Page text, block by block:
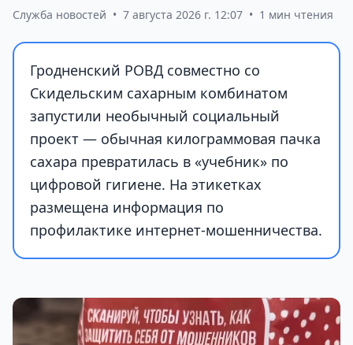
Служба новостей • 7 августа 2026 г. 12:07 • 1 мин чтения
Гродненский РОВД совместно со
Скидельским сахарным комбинатом
запустили необычный социальный
проект — обычная килограммовая пачка
сахара превратилась в «учебник» по
цифровой гигиене. На этикетках
размещена информация по
профилактике интернет-мошенничества.